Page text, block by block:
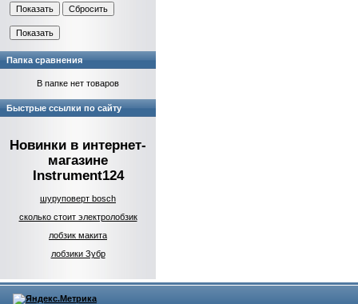
Папка сравнения
В папке нет товаров
Быстрые ссылки по сайту
Новинки в интернет-
магазине
Instrument124
шуруповерт bosch
сколько стоит электролобзик
лобзик макита
лобзики Зубр